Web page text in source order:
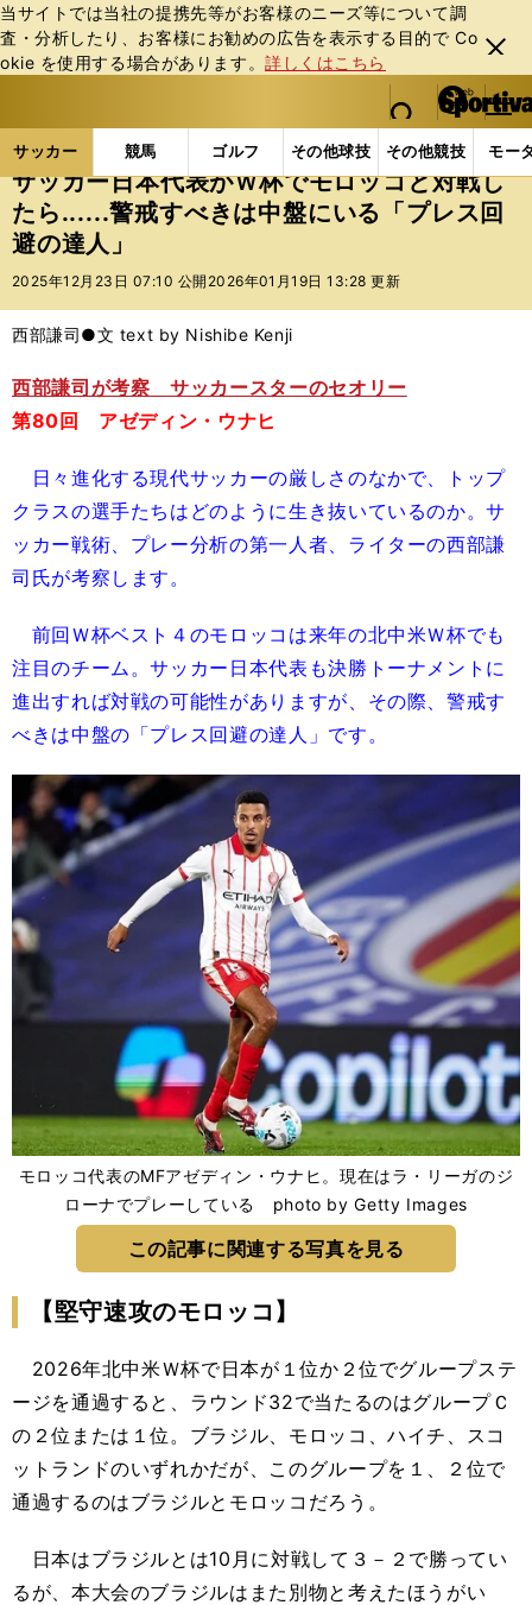
当サイトでは当社の提携先等がお客様のニーズ等について調
査・分析したり、お客様にお勧めの広告を表⽰する⽬的で Co
okie を使⽤する場合があります。詳しくはこちら
閉じ
る
web Sportiva (webスポルティーバ)
検索
マイペ
ー
ジ
メニュ
サッカー 競馬 ゴルフ その他球技 その他競技 モー
ス
ポ
ル
テ
ー
バ
サッカーの記事一覧 海外サッカー 海外サッカー
サッカー日本代表がＷ杯でモロッコと対戦し
たら......警戒すべきは中盤にいる「プレス回
避の達人」
2025年12月23日 07:10 公開 2026年01月19日 13:28 更新
西部謙司●文 text by Nishibe Kenji
西部謙司が考察 サッカースターのセオリー
第80回 アゼディン・ウナヒ
日々進化する現代サッカーの厳しさのなかで、トップ
クラスの選手たちはどのように生き抜いているのか。サ
ッカー戦術、プレー分析の第一人者、ライターの西部謙
司氏が考察します。
前回Ｗ杯ベスト４のモロッコは来年の北中米Ｗ杯でも
注目のチーム。サッカー日本代表も決勝トーナメントに
進出すれば対戦の可能性がありますが、その際、警戒す
べきは中盤の「プレス回避の達人」です。
モロッコ代表のMFアゼディン・ウナヒ。現在はラ・リーガのジ
ローナでプレーしている photo by Getty Images
この記事に関連する写真を見る
【堅守速攻のモロッコ】
2026年北中米Ｗ杯で日本が１位か２位でグループステ
ージを通過すると、ラウンド32で当たるのはグループＣ
の２位または１位。ブラジル、モロッコ、ハイチ、スコ
ットランドのいずれかだが、このグループを１、２位で
通過するのはブラジルとモロッコだろう。
日本はブラジルとは10月に対戦して３－２で勝ってい
るが、本大会のブラジルはまた別物と考えたほうがい